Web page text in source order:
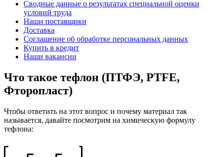
Сводные данные о результатах специальной оценки
условий труда
Наши поставщики
Доставка
Соглашение об обработке персональных данных
Купить в кредит
Наши вакансии
Что такое тефлон (ПТФЭ, PTFE,
Фторопласт)
Чтобы ответить на этот вопрос и почему материал так
называется, давайте посмотрим на химическую формулу
тефлона: